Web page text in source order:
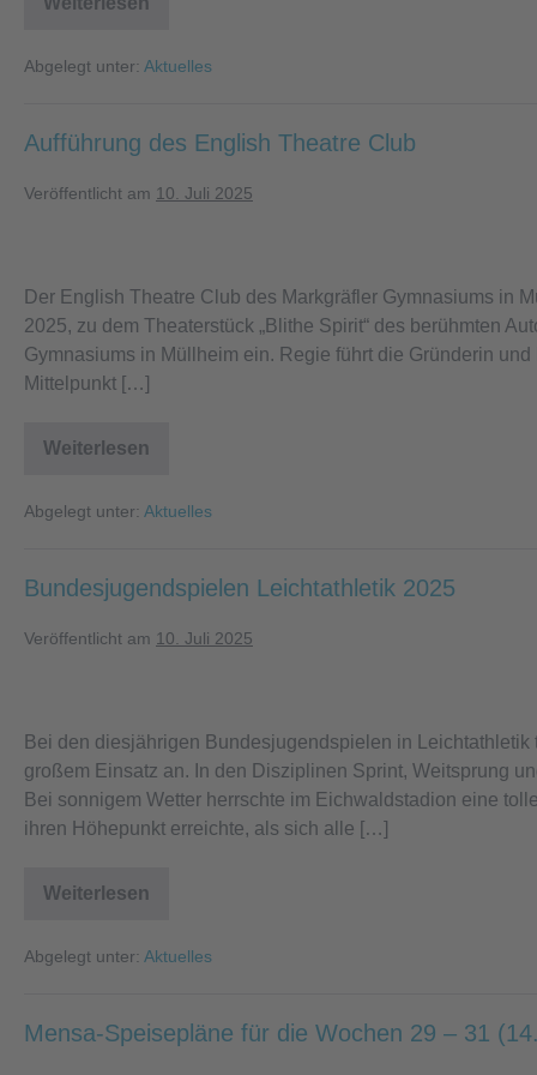
Ausflug
Klassen
Abgelegt unter: Aktuelles
Aufführung des English Theatre Club
Veröffentlicht am 10. Juli 2025
English
Theatre
Club
Der English Theatre Club des Markgräfler Gymnasiums in
2025, zu dem Theaterstück „Blithe Spirit“ des berühmten
Gymnasiums in Müllheim ein. Regie führt die Gründerin
Mittelpunkt […]
Weiterlesen
Aufführung
Theatre
Abgelegt unter: Aktuelles
Bundesjugendspielen Leichtathletik 2025
Veröffentlicht am 10. Juli 2025
2025
Bei den diesjährigen Bundesjugendspielen in
großem Einsatz an. In den Disziplinen Sprint, Weitsprung
Bei sonnigem Wetter herrschte im Eichwaldstadion eine
ihren Höhepunkt erreichte, als sich alle […]
WeiterlesenBundesjugendspielen
Abgelegt unter: Aktuelles
Mensa-Speisepläne für die Wochen 29 – 31